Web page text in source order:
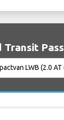
Transit